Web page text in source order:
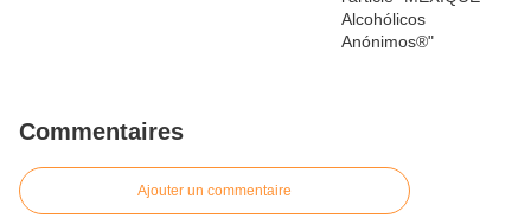
Commentaires
Ajouter un commentaire